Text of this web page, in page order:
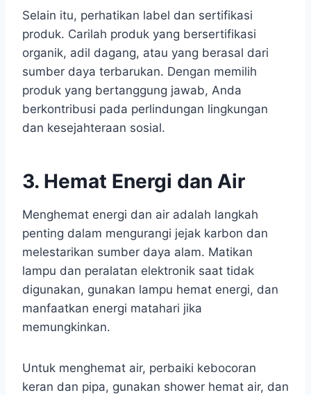
Selain itu, perhatikan label dan sertifikasi
produk. Carilah produk yang bersertifikasi
organik, adil dagang, atau yang berasal dari
sumber daya terbarukan. Dengan memilih
produk yang bertanggung jawab, Anda
berkontribusi pada perlindungan lingkungan
dan kesejahteraan sosial.
3. Hemat Energi dan Air
Menghemat energi dan air adalah langkah
penting dalam mengurangi jejak karbon dan
melestarikan sumber daya alam. Matikan
lampu dan peralatan elektronik saat tidak
digunakan, gunakan lampu hemat energi, dan
manfaatkan energi matahari jika
memungkinkan.
Untuk menghemat air, perbaiki kebocoran
keran dan pipa, gunakan shower hemat air, dan